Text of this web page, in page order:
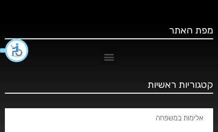
מפת האתר
קטגוריות ראשיות
אלימות במשפחה